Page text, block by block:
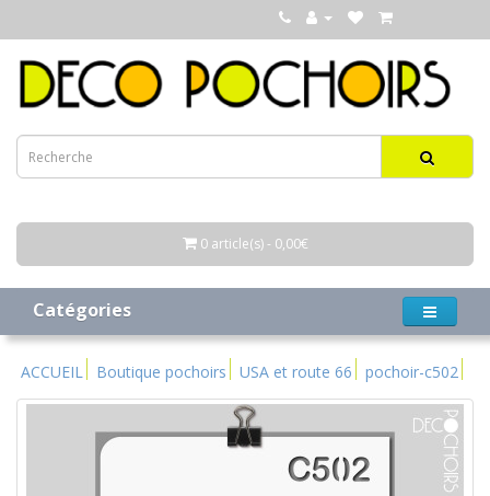
0 article(s) - 0,00€
Catégories
ACCUEIL Boutique pochoirs USA et route 66 pochoir-c502